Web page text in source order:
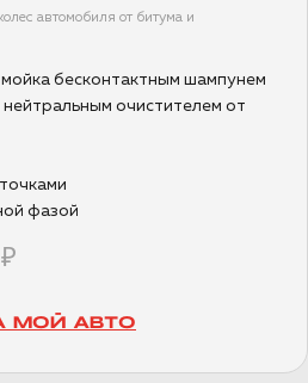
автомобиля от битума и
бесконтактным шампунем
нейтральным очистителем от
фазой
МОЙ АВТО